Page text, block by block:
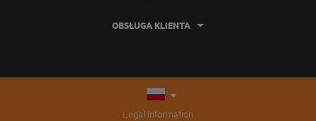
OBSŁUGA KLIENTA
Legal Information